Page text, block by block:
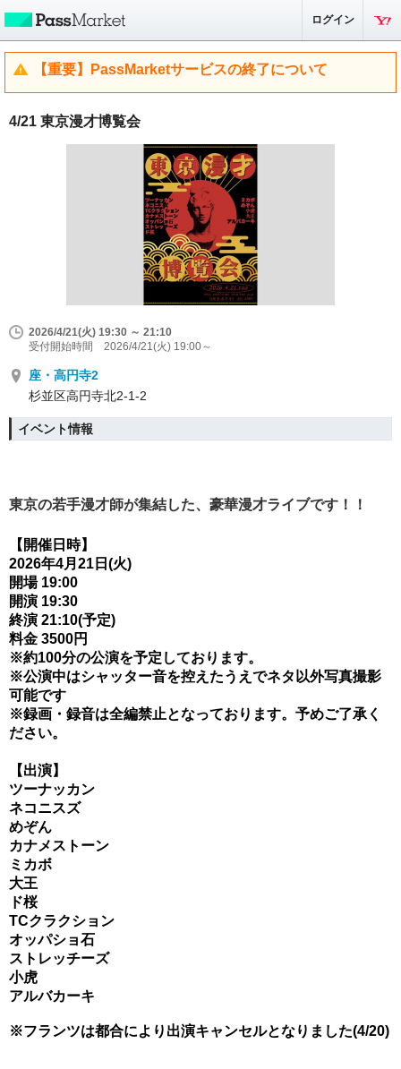
ログイン
【重要】PassMarketサービスの終了について
4/21 東京漫才博覧会
2026/4/21(火) 19:30 ～ 21:10
受付開始時間 2026/4/21(火) 19:00～
座・高円寺2
杉並区高円寺北2-1-2
イベント情報
東京の若手漫才師が集結した、豪華漫才ライブです！！
【開催日時】
2026年4月21日(火)
開場 19:00
開演 19:30
終演 21:10(予定)
料金 3500円
※約100分の公演を予定しております。
※公演中はシャッター音を控えたうえでネタ以外写真撮影
可能です
※録画・録音は全編禁止となっております。予めご了承く
ださい。
【出演】
ツーナッカン
ネコニスズ
めぞん
カナメストーン
ミカボ
大王
ド桜
TCクラクション
オッパショ石
ストレッチーズ
小虎
アルバカーキ
※フランツは都合により出演キャンセルとなりました(4/20)